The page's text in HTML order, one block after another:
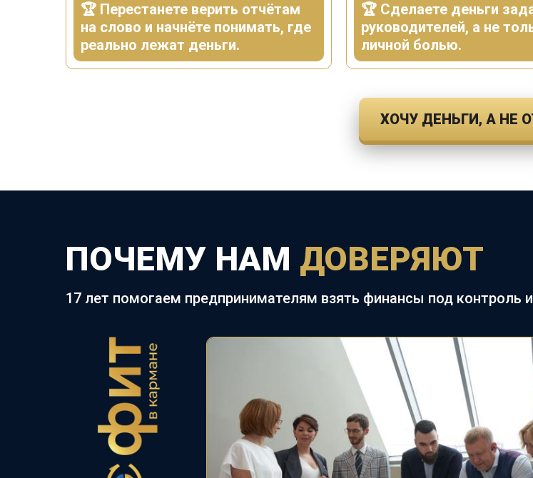
🏆 Перестанете верить отчётам
на слово и начнёте понимать, где
реально лежат деньги.
🏆 Сделаете деньги
руководителей, а не
личной болью.
ХОЧУ ДЕНЬГИ, А НЕ
ПОЧЕМУ НАМ ДОВЕРЯЮТ
17 лет помогаем предпринимателям взять финансы под контроль